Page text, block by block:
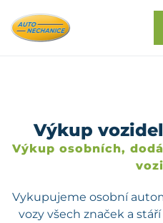
Výkup
Výkup osobních,
Vykupujeme osobní
vozy všech značek a